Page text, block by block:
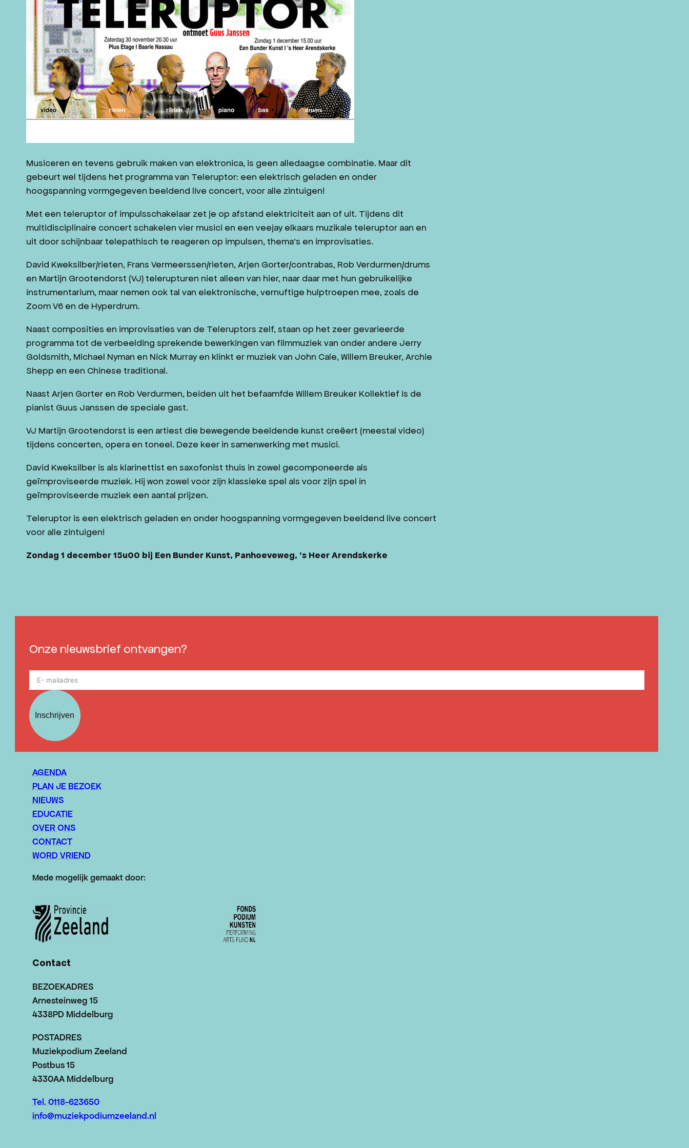
JAZZ IN ZEELAND
CONTACT
WORD VRIEND
NL DE
Musiceren en tevens gebruik maken van elektronica, is geen alledaagse combinatie. Maar dit
gebeurt wel tijdens het programma van Teleruptor: een elektrisch geladen en onder
hoogspanning vormgegeven beeldend live concert, voor alle zintuigen!
Met een teleruptor of impulsschakelaar zet je op afstand elektriciteit aan of uit. Tijdens dit
multidisciplinaire concert schakelen vier musici en een veejay elkaars muzikale teleruptor aan en
uit door schijnbaar telepathisch te reageren op impulsen, thema’s en improvisaties.
David Kweksilber/rieten, Frans Vermeerssen/rieten, Arjen Gorter/contrabas, Rob Verdurmen/drums
en Martijn Grootendorst (VJ) telerupturen niet alleen van hier, naar daar met hun gebruikelijke
instrumentarium, maar nemen ook tal van elektronische, vernuftige hulptroepen mee, zoals de
Zoom V6 en de Hyperdrum.
Naast composities en improvisaties van de Teleruptors zelf, staan op het zeer gevarieerde
programma tot de verbeelding sprekende bewerkingen van filmmuziek van onder andere Jerry
Goldsmith, Michael Nyman en Nick Murray en klinkt er muziek van John Cale, Willem Breuker, Archie
Shepp en een Chinese traditional.
Naast Arjen Gorter en Rob Verdurmen, beiden uit het befaamfde Willem Breuker Kollektief is de
pianist Guus Janssen de speciale gast.
VJ Martijn Grootendorst is een artiest die bewegende beeldende kunst creëert (meestal video)
tijdens concerten, opera en toneel. Deze keer in samenwerking met musici.
David Kweksilber is als klarinettist en saxofonist thuis in zowel gecomponeerde als
geïmproviseerde muziek. Hij won zowel voor zijn klassieke spel als voor zijn spel in
geïmproviseerde muziek een aantal prijzen.
Teleruptor is een elektrisch geladen en onder hoogspanning vormgegeven beeldend live concert
voor alle zintuigen!
Zondag 1 december 15u00 bij Een Bunder Kunst, Panhoeveweg, ’s Heer Arendskerke
Onze nieuwsbrief ontvangen?
Inschrijven
AGENDA
PLAN JE BEZOEK
NIEUWS
EDUCATIE
OVER ONS
CONTACT
WORD VRIEND
Mede mogelijk gemaakt door:
Contact
BEZOEKADRES
Arnesteinweg 15
4338PD Middelburg
POSTADRES
Muziekpodium Zeeland
Postbus 15
4330AA Middelburg
Tel. 0118-623650
info@muziekpodiumzeeland.nl